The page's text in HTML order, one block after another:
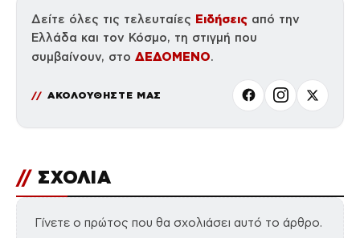
Δείτε όλες τις τελευταίες Ειδήσεις από την
Ελλάδα και τον Κόσμο, τη στιγμή που
συμβαίνουν, στο ΔΕΔΟΜΕΝΟ.
ΑΚΟΛΟΥΘΗΣΤΕ ΜΑΣ
// ΣΧΟΛΙΑ
Γίνετε ο πρώτος που θα σχολιάσει αυτό το άρθρο.